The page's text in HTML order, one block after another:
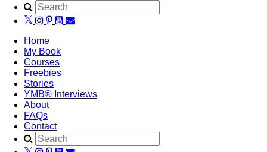
Home
My Book
Courses
Freebies
Stories
YMB® Interviews
About
FAQs
Contact